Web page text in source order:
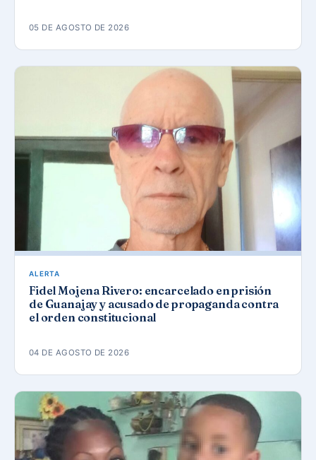
05 DE AGOSTO DE 2026
ALERTA
Fidel Mojena Rivero: encarcelado en prisión
de Guanajay y acusado de propaganda contra
el orden constitucional
04 DE AGOSTO DE 2026